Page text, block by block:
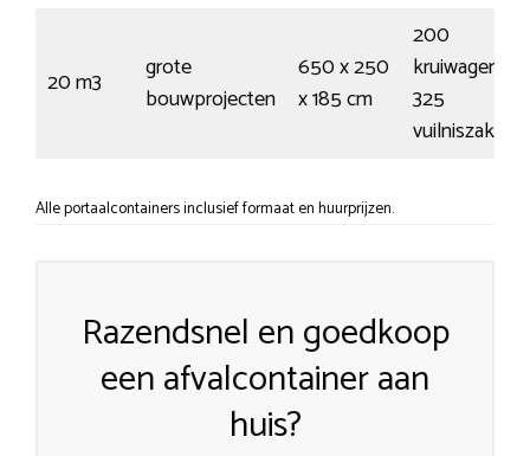
20 m3
grote
bouwprojecten
650 x 250
x 185 cm
200
kruiwagens /
325
vuilniszakken
Alle portaalcontainers inclusief formaat en huurprijzen.
Razendsnel en goedkoop
een afvalcontainer aan
huis?